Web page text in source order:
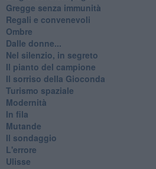
Gregge senza immunità
Regali e convenevoli
Ombre
Dalle donne...
Nel silenzio, in segreto
Il pianto del campione
Il sorriso della Gioconda
Turismo spaziale
Modernità
In fila
Mutande
Il sondaggio
L'errore
Ulisse